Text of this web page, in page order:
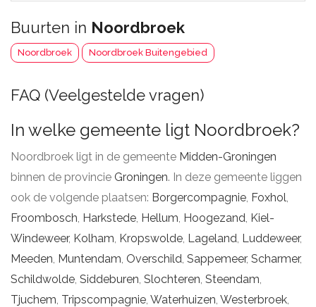
Buurten in Noordbroek
Noordbroek Noordbroek Buitengebied
FAQ (Veelgestelde vragen)
In welke gemeente ligt Noordbroek?
Noordbroek ligt in de gemeente Midden-Groningen
binnen de provincie Groningen. In deze gemeente liggen
ook de volgende plaatsen: Borgercompagnie, Foxhol,
Froombosch, Harkstede, Hellum, Hoogezand, Kiel-
Windeweer, Kolham, Kropswolde, Lageland, Luddeweer,
Meeden, Muntendam, Overschild, Sappemeer, Scharmer,
Schildwolde, Siddeburen, Slochteren, Steendam,
Tjuchem, Tripscompagnie, Waterhuizen, Westerbroek,